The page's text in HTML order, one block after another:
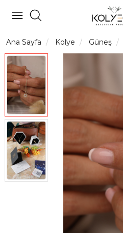
Ana Sayfa Kolye Güneş